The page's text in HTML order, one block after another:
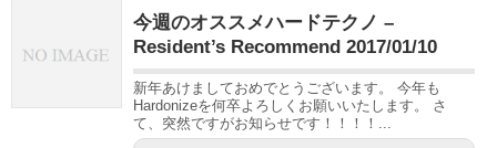
今週のオススメハードテクノ –
Resident’s Recommend 2017/01/10
新年あけましておめでとうございます。 今年も
Hardonizeを何卒よろしくお願いいたします。 さ
て、突然ですがお知らせです！！！！...